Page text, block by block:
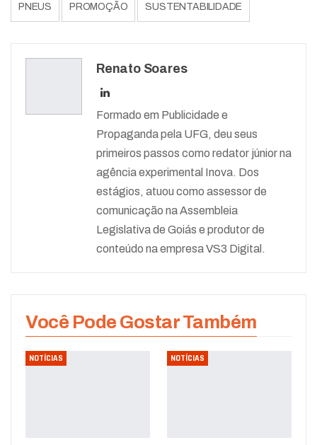
PNEUS PROMOÇÃO SUSTENTABILIDADE
Renato Soares
Formado em Publicidade e
Propaganda pela UFG, deu seus
primeiros passos como redator júnior na
agência experimental Inova. Dos
estágios, atuou como assessor de
comunicação na Assembleia
Legislativa de Goiás e produtor de
conteúdo na empresa VS3 Digital.
Você Pode Gostar Também
NOTÍCIAS NOTÍCIAS